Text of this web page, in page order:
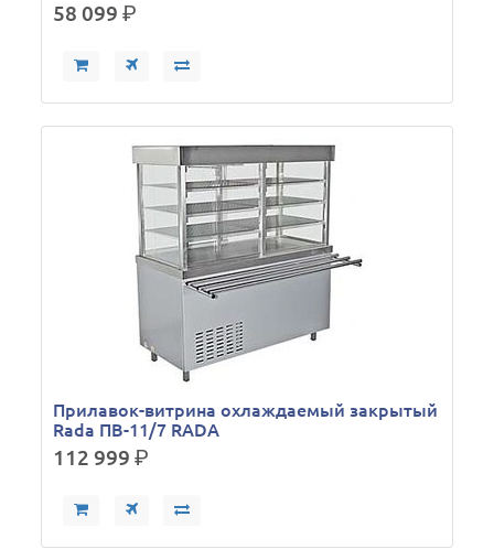
58 099р.
Прилавок-витрина охлаждаемый закрытый
Rada ПВ-11/7 RADA
112 999р.